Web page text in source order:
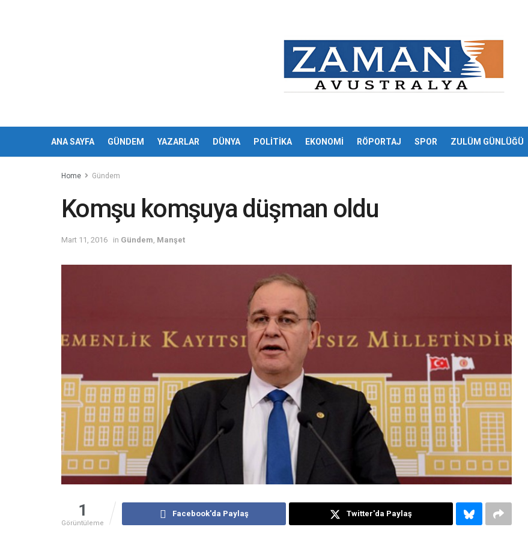
ANA SAYFA GÜNDEM YAZARLAR DÜNYA POLİTİKA EKONOMİ RÖPORTAJ SPOR ZULÜM GÜNLÜĞÜ
Home Gündem
Komşu komşuya düşman oldu
Mart 11, 2016 in Gündem Manşet
1
Görüntüleme
Facebook'da Paylaş Twitter'da Paylaş